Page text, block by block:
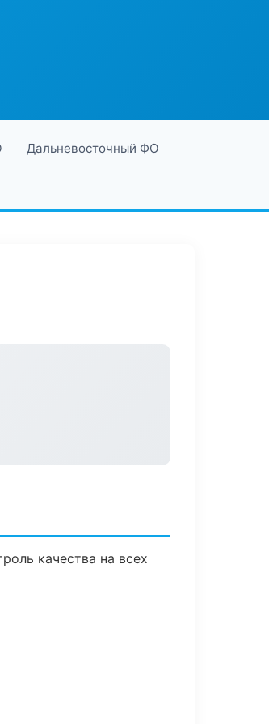
Дальневосточный ФО
качества на всех